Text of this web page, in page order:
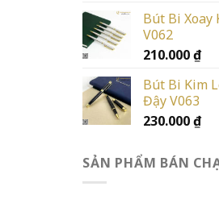
Bút Bi Xoay
V062
210.000₫
Bút Bi Kim
Đậy V063
230.000₫
SẢN PHẨM BÁN